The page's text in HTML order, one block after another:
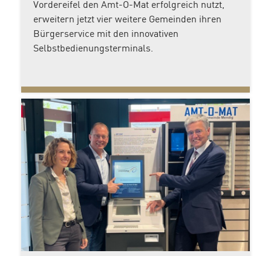
Vordereifel den Amt-O-Mat erfolgreich nutzt,
erweitern jetzt vier weitere Gemeinden ihren
Bürgerservice mit den innovativen
Selbstbedienungsterminals.